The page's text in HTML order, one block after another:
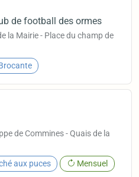
de football des ormes
la Mairie - Place du champ de
de Commines - Quais de la
aux puces Mensuel